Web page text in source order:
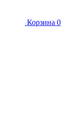
Корзина 0